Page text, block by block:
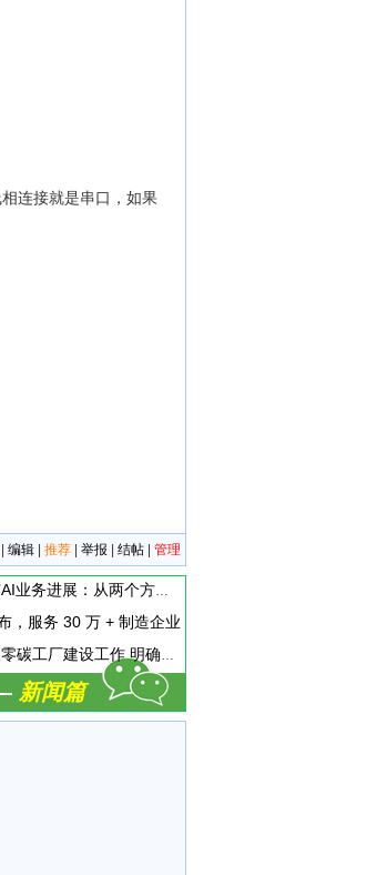
连接就是串口，如果
编辑 推荐 举报 结帖 管理
汇川技术首次披露AI业务进展：从两个方面推动“AI业务化”落地
，服务 30 万 + 制造企业
工信部启动国家级零碳工厂建设工作 明确六方面申报条件
新闻篇